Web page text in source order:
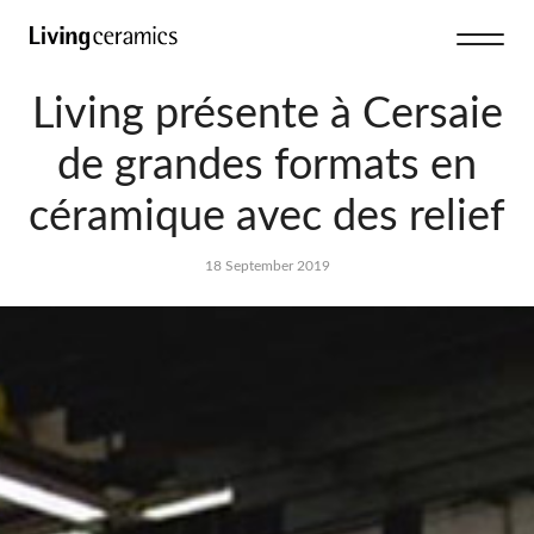
Living présente à Cersaie
de grandes formats en
céramique avec des relief
18 September 2019